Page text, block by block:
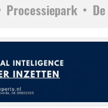
Processiepark